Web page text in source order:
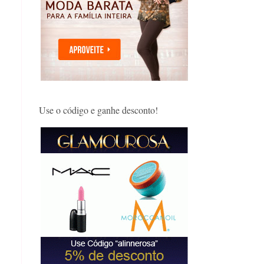
Use o código e ganhe desconto!